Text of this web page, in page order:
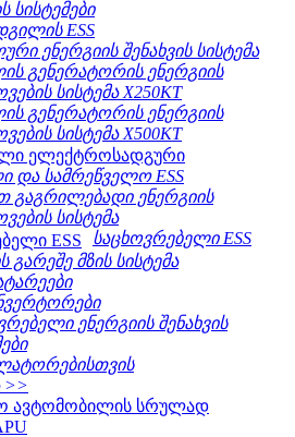
სისტემები
ESS
ენერგიის შენახვის სისტემა
გენერატორის ენერგიის
სისტემა X250KT
გენერატორის ენერგიის
სისტემა X500KT
და სამრეწველო ESS
გაგრილებადი ენერგიის
სისტემა
საცხოვრებელი ESS
გარეშე მზის სისტემა
ენერგიის შენახვის
>>